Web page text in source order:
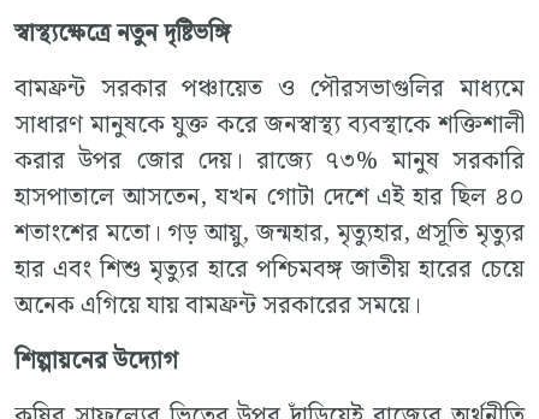
স্বাস্থ্যক্ষেত্রে নতুন দৃষ্টিভঙ্গি
বামফ্রন্ট সরকার পঞ্চায়েত ও পৌরসভাগুলির মাধ্যমে
সাধারণ মানুষকে যুক্ত করে জনস্বাস্থ্য ব্যবস্থাকে শক্তিশালী
করার উপর জোর দেয়। রাজ্যে ৭৩% মানুষ সরকারি
হাসপাতালে আসতেন, যখন গোটা দেশে এই হার ছিল ৪০
শতাংশের মতো। গড় আয়ু, জন্মহার, মৃত্যুহার, প্রসূতি মৃত্যুর
হার এবং শিশু মৃত্যুর হারে পশ্চিমবঙ্গ জাতীয় হারের চেয়ে
অনেক এগিয়ে যায় বামফ্রন্ট সরকারের সময়ে।
শিল্পায়নের উদ্যোগ